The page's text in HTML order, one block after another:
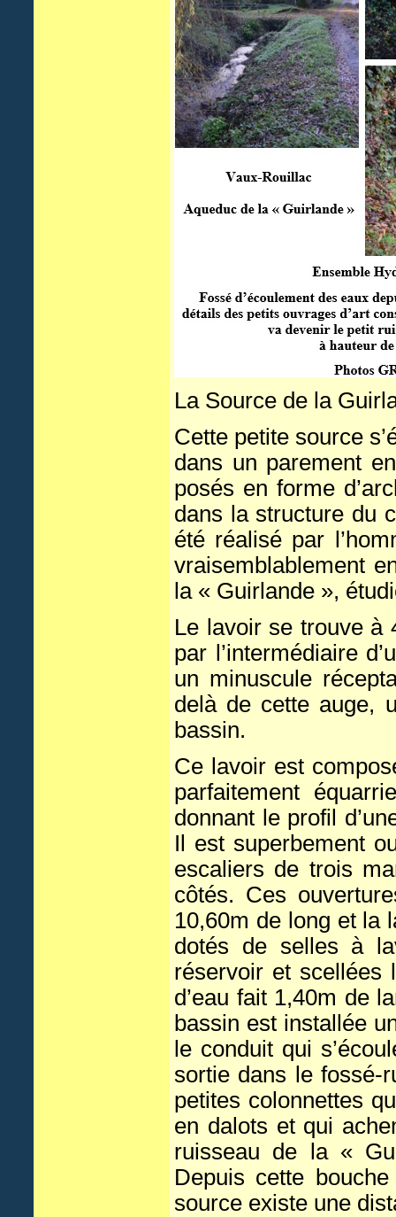
La Source de la
Cette petite source
dans un parement
posés en forme
dans la structure du
été réalisé par
vraisemblablement
la « Guirlande »,
Le lavoir se trouve à
par l’intermédiaire
un minuscule
delà de cette auge,
bassin.
Ce lavoir est
parfaitement
donnant le profil
Il est superbement
escaliers de trois
côtés. Ces
10,60m de long et la
dotés de selles à
réservoir et scellées
d’eau fait 1,40m de
bassin est installée
le conduit qui
sortie dans le fossé-
petites colonnettes
en dalots et qui
ruisseau de la «
Depuis cette
source existe une